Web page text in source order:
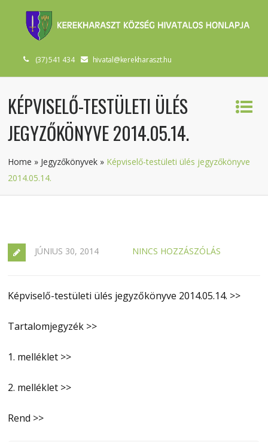
(37) 541 434 hivatal@kerekharaszt.hu
KÉPVISELŐ-TESTÜLETI ÜLÉS
JEGYZŐKÖNYVE 2014.05.14.
Home » Jegyzőkönyvek » Képviselő-testületi ülés jegyzőkönyve
2014.05.14.
JÚNIUS 30, 2014 NINCS HOZZÁSZÓLÁS
Képviselő-testületi ülés jegyzőkönyve 2014.05.14. >>
Tartalomjegyzék >>
1. melléklet >>
2. melléklet >>
Rend >>